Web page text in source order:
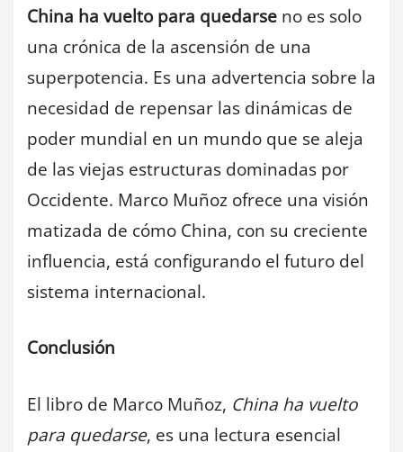
China ha vuelto para quedarse no es solo
una crónica de la ascensión de una
superpotencia. Es una advertencia sobre la
necesidad de repensar las dinámicas de
poder mundial en un mundo que se aleja
de las viejas estructuras dominadas por
Occidente. Marco Muñoz ofrece una visión
matizada de cómo China, con su creciente
influencia, está configurando el futuro del
sistema internacional.
Conclusión
El libro de Marco Muñoz, China ha vuelto
para quedarse, es una lectura esencial